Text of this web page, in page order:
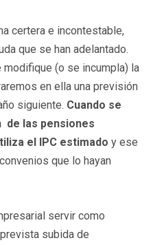
certera e incontestable,
que se han adelantado.
(o se incumpla) la
en ella una previsión
siguiente. Cuando se
de las pensiones
el IPC estimado y ese
que lo hayan
servir como
subida de